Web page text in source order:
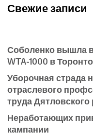
Свежие записи
Соболенко вышла
WTA-1000 в Торонто
Уборочная страда
отраслевого
труда
Неработающих
кампании